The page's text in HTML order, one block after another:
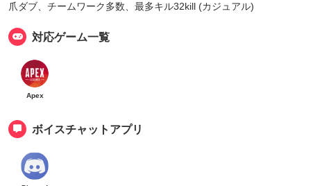
爪ダブ、チームワーク多数、最多キル32kill (カジュアル)
対応ゲーム一覧
Apex
ボイスチャットアプリ